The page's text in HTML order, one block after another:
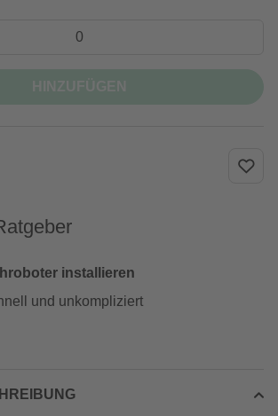
installieren
und unkompliziert